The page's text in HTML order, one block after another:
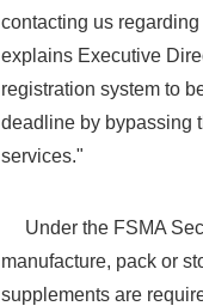
contacting us
explains Executive
registration system to
deadline by bypassing
services."
Under the FSMA
manufacture, pack or
supplements are